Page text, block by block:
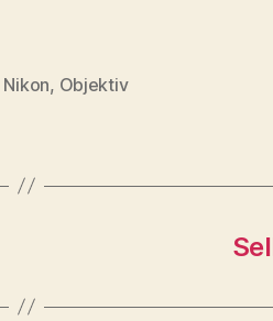
Nikon, Objektiv